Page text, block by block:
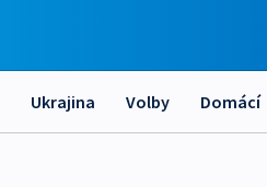
Ukrajina Volby Domácí